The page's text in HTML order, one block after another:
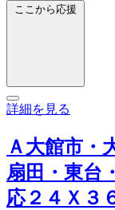
ここから応援
詳細を見る
Ａ大館市・
扇田・東台
応２４Ｘ３